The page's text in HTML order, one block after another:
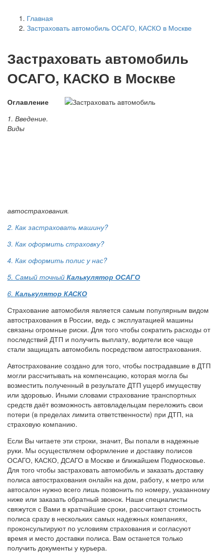
Главная
Застраховать автомобиль ОСАГО, КАСКО в Москве
Застраховать автомобиль
ОСАГО, КАСКО в Москве
Оглавление
1. Введение.
Виды
автострахования.
2. Как застраховать машину?
3. Как оформить страховку?
4. Как оформить полис у нас?
5. Самый точный Калькулятор ОСАГО
6. Калькулятор КАСКО
Страхование автомобиля является самым популярным видом
автострахования в России, ведь с эксплуатацией машины
связаны огромные риски. Для того чтобы сократить расходы от
последствий ДТП и получить выплату, водители все чаще
стали защищать автомобиль посредством автострахования.
Автострахование создано для того, чтобы пострадавшие в ДТП
могли рассчитывать на компенсацию, которая могла бы
возместить полученный в результате ДТП ущерб имуществу
или здоровью. Иными словами страхование транспортных
средств даёт возможность автовладельцам переложить свои
потери (в пределах лимита ответственности) при ДТП, на
страховую компанию.
Если Вы читаете эти строки, значит, Вы попали в надежные
руки. Мы осуществляем оформление и доставку полисов
ОСАГО, КАСКО, ДСАГО в Москве и ближайшем Подмосковье.
Для того чтобы застраховать автомобиль и заказать доставку
полиса автострахования онлайн на дом, работу, к метро или
автосалон нужно всего лишь позвонить по номеру, указанному
ниже или заказать обратный звонок. Наши специалисты
свяжутся с Вами в кратчайшие сроки, рассчитают стоимость
полиса сразу в нескольких самых надежных компаниях,
проконсультируют по условиям страхования и согласуют
время и место доставки полиса. Вам останется только
получить документы у курьера.